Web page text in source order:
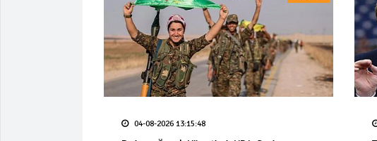
04-08-2026 13:15:48